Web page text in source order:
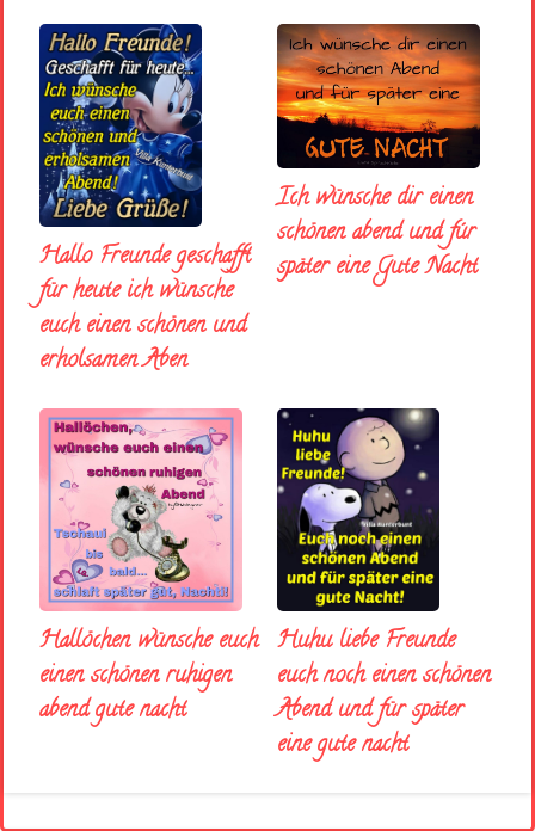
Hallo Freunde geschafft
für heute ich wünsche
euch einen schönen und
erholsamen Aben
Ich wünsche dir einen
schönen abend und fúr
später eine Gute Nacht
Hallöchen wünsche euch
einen schönen ruhigen
abend gute nacht
Huhu liebe Freunde
euch noch einen schönen
Abend und für später
eine gute nacht